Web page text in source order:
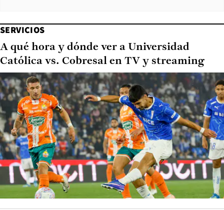
SERVICIOS
A qué hora y dónde ver a Universidad
Católica vs. Cobresal en TV y streaming